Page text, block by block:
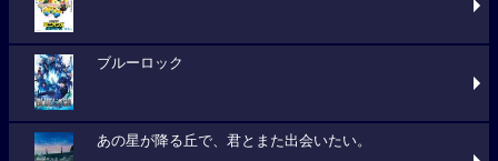
ブルーロック
あの星が降る丘で、君とまた出会いたい。